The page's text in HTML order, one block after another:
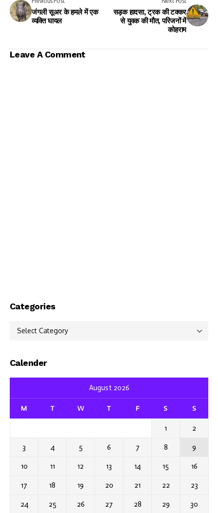
जंगली सूअर के हमले में एक
व्यक्ति घायल
सड़क हादसा, ट्रक की टक्कर
से युवक की मौत, परिजनों में
कोहराम
Leave A Comment
Categories
Categories
Calender
August 2026
M T W T F S S
1 2
3 4 5 6 7 8 9
10 11 12 13 14 15 16
17 18 19 20 21 22 23
24 25 26 27 28 29 30